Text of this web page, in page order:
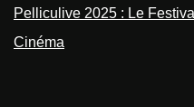
Pelliculive 2025 : Le
Cinéma